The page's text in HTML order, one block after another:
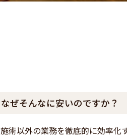
なぜそんなに安いのですか？
施術以外の業務を徹底的に効率化